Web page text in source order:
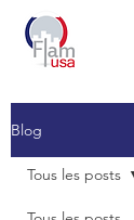
Blog
Tous les posts